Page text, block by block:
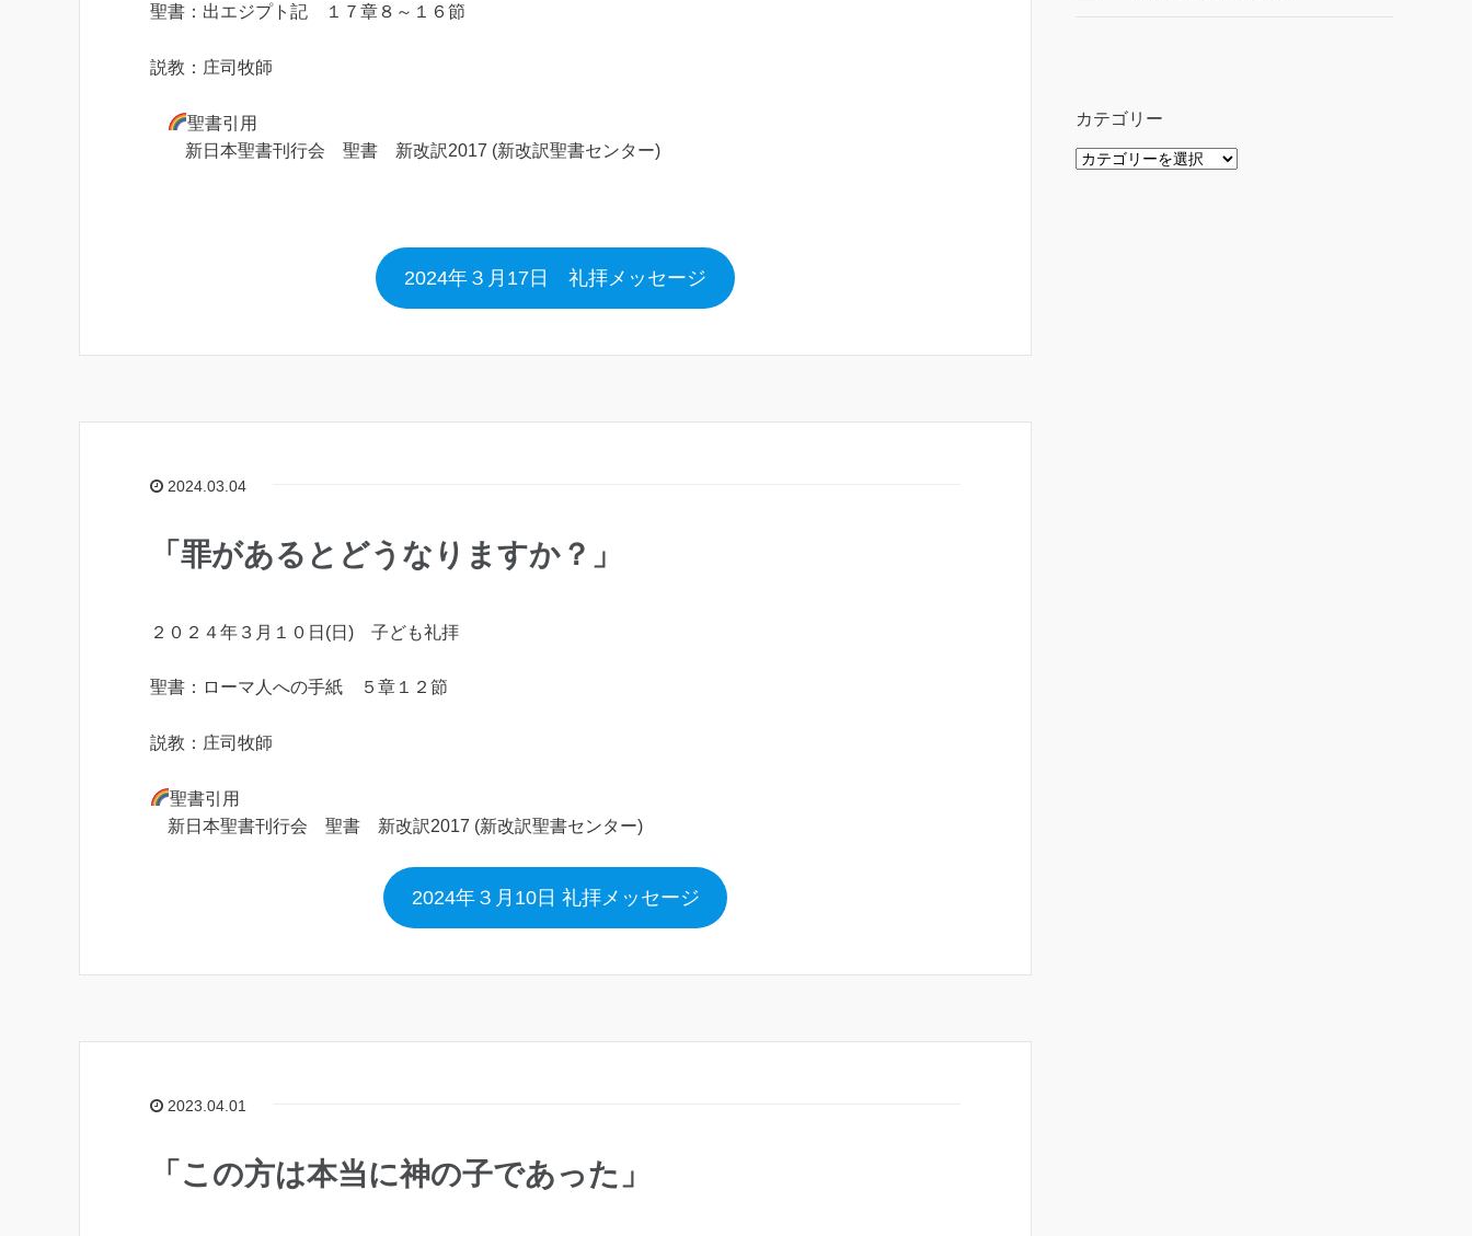
聖書：出エジプト記 １７章８～１６節
説教：庄司牧師
聖書引用
新日本聖書刊行会 聖書 新改訳2017 (新改訳聖書センター)
2024年３月17日 礼拝メッセージ
2024.03.04
「罪があるとどうなりますか？」
２０２４年３月１０日(日) 子ども礼拝
聖書：ローマ人への手紙 ５章１２節
説教：庄司牧師
聖書引用
新日本聖書刊行会 聖書 新改訳2017 (新改訳聖書センター)
2024年３月10日 礼拝メッセージ
2023.04.01
「この方は本当に神の子であった」
カテゴリー
カ